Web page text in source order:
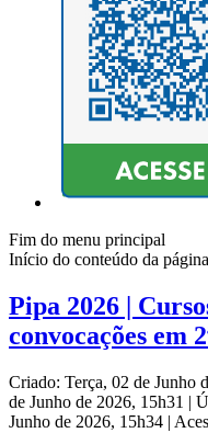
Fim do menu principal
Início do conteúdo da página
Pipa 2026 |
convocações em
Criado: Terça, 02 de Junho
de Junho de 2026, 15h31 |
Junho de 2026, 15h34 |